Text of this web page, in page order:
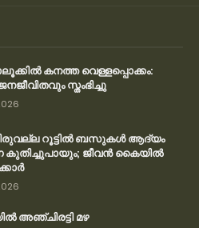
കനത്ത വെള്ളപ്പൊക്കം:
സ്തംഭിച്ചു
റൂട്ടിൽ ബസുകൾ ആദ്യം
കുതിച്ചുപായും; ജീവൻ കൈയിൽ
അഞ്ചിരട്ടി മഴ